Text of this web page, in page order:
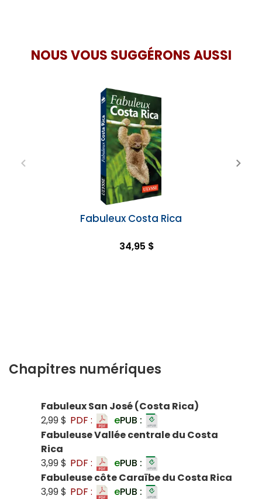
NOUS VOUS SUGGÉRONS AUSSI
Fabuleux Costa Rica
34,95 $
Chapitres numériques
Fabuleux San José (Costa Rica)
2,99 $ PDF : ePUB :
Fabuleuse Vallée centrale du Costa
Rica
3,99 $ PDF : ePUB :
Fabuleuse côte Caraïbe du Costa Rica
3,99 $ PDF : ePUB :